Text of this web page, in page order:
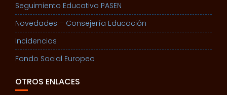
Seguimiento Educativo PASEN
Novedades – Consejería Educación
Incidencias
Fondo Social Europeo
OTROS ENLACES